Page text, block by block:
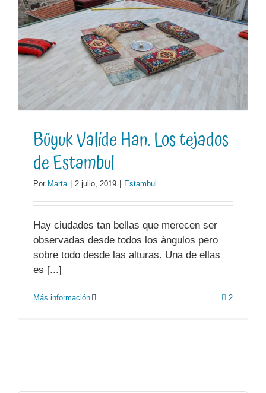
Büyuk Valide Han. Los tejados
de Estambul
Por Marta 2 julio, 2019 Estambul
Hay ciudades tan bellas que merecen ser
observadas desde todos los ángulos pero
sobre todo desde las alturas. Una de ellas
es [...]
Más información 2